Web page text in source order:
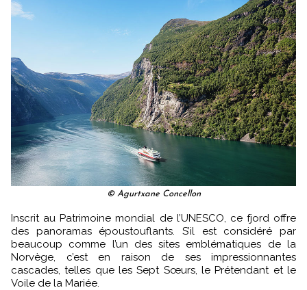
© Agurtxane Concellon
Inscrit au Patrimoine mondial de l’UNESCO, ce fjord offre
des panoramas époustouflants. S’il est considéré par
beaucoup comme l’un des sites emblématiques de la
Norvège, c’est en raison de ses impressionnantes
cascades, telles que les Sept Sœurs, le Prétendant et le
Voile de la Mariée.